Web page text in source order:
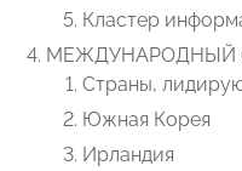
Кластер
МЕЖДУНАРОДНЫЙ
Страны,
Южная Корея
Ирландия